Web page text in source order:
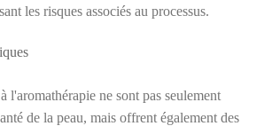
les risques associés au processus.
l'aromathérapie ne sont pas seulement
de la peau, mais offrent également des